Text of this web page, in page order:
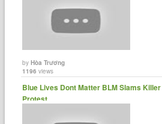
byHòa Trương
1196 views
Blue Lives Dont Matter BLM Slams
Protest......